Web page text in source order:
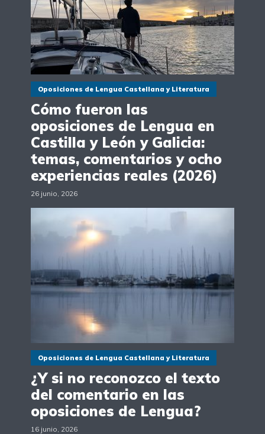
Oposiciones de Lengua Castellana y Literatura
Cómo fueron las
oposiciones de Lengua en
Castilla y León y Galicia:
temas, comentarios y ocho
experiencias reales (2026)
26 junio, 2026
Oposiciones de Lengua Castellana y Literatura
¿Y si no reconozco el texto
del comentario en las
oposiciones de Lengua?
16 junio, 2026